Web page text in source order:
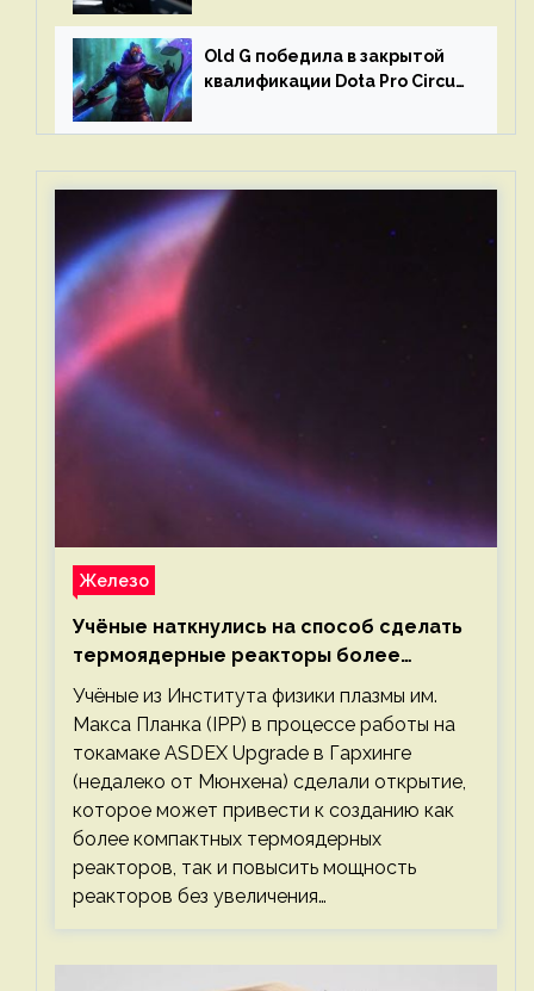
Old G победила в закрытой
квалификации Dota Pro Circuit
Железо
Учёные наткнулись на способ сделать
термоядерные реакторы более
компактными или мощными
Учёные из Института физики плазмы им.
Макса Планка (IPP) в процессе работы на
токамаке ASDEX Upgrade в Гархинге
(недалеко от Мюнхена) сделали открытие,
которое может привести к созданию как
более компактных термоядерных
реакторов, так и повысить мощность
реакторов без увеличения…